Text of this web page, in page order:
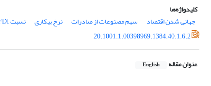
کلیدواژه‌ها
جهانی شدن اقتصاد
سهم مصنوعات از صادرات نرخ بیکاری نسبت FDI بهGDP
20.1001.1.00398969.1384.40.1.6.2
عنوان مقاله English